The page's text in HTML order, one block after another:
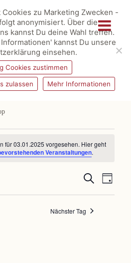
für 03.01.2025 vorgesehen. Hier geht
Veranstaltungen.
Veranstaltungen
Suche
Ansichten,
Suche
Tag
Nächster Tag
zu Marketing Zwecken -
anonymisiert. Über die
kannst Du deine Wahl treffen.
kannst Du unsere
einsehen.
Cookies zustimmen
zulassen Mehr Informationen